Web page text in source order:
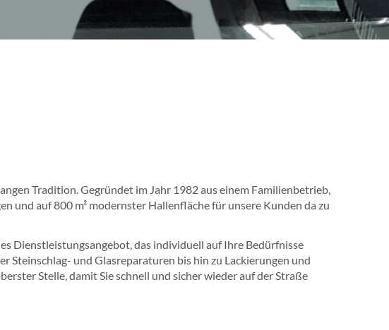
Tradition. Gegründet im Jahr 1982 aus einem Familienbetrieb,
und auf 800 m² modernster Hallenfläche für unsere Kunden da zu
Dienstleistungsangebot, das individuell auf Ihre Bedürfnisse
Steinschlag- und Glasreparaturen bis hin zu Lackierungen und
Stelle, damit Sie schnell und sicher wieder auf der Straße